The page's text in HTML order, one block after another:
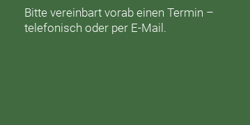
Bitte vereinbart vorab einen Termin –
telefonisch oder per E-Mail.